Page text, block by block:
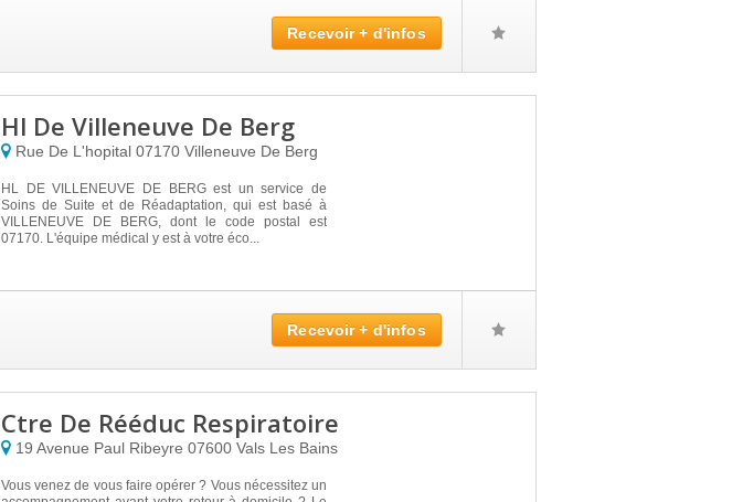
Recevoir + d'infos
Hl De Villeneuve De Berg
Rue De L'hopital 07170 Villeneuve De Berg
HL DE VILLENEUVE DE BERG est un service de
Soins de Suite et de Réadaptation, qui est basé à
VILLENEUVE DE BERG, dont le code postal est
07170. L'équipe médical y est à votre éco...
Recevoir + d'infos
Ctre De Rééduc Respiratoire
19 Avenue Paul Ribeyre 07600 Vals Les Bains
Vous venez de vous faire opérer ? Vous nécessitez un